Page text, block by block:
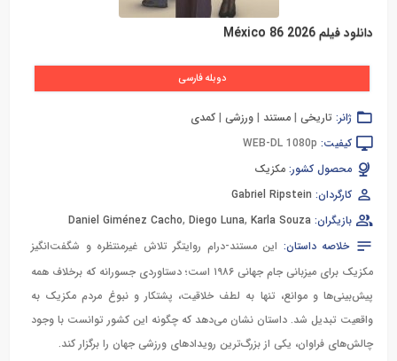
دانلود فیلم México 86 2026
دوبله فارسی
ژانر: تاریخی | مستند | ورزشی | کمدی
کیفیت: WEB-DL 1080p
محصول کشور: مکزیک
کارگردان: Gabriel Ripstein
بازیگران:
Daniel Giménez Cacho, Diego Luna, Karla Souza
خلاصه داستان: این مستند-درام روایتگر تلاش غیرمنتظره و شگفت‌انگیز
مکزیک برای میزبانی جام جهانی ۱۹۸۶ است؛ دستاوردی جسورانه که برخلاف همه
پیش‌بینی‌ها و موانع، تنها به لطف خلاقیت، پشتکار و نبوغ مردم مکزیک به
واقعیت تبدیل شد. داستان نشان می‌دهد که چگونه این کشور توانست با وجود
چالش‌های فراوان، یکی از بزرگ‌ترین رویدادهای ورزشی جهان را برگزار کند.